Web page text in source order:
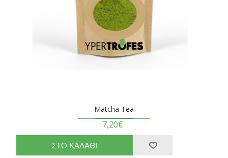
Matcha Tea
7,20€